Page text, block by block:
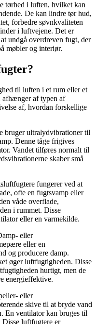
tørhed i luften, hvilket kan
De kan lindre tør hud,
forbedre søvnkvaliteten
i luftvejene. Det er
undgå overdreven fugt, der
møbler og interiør.
til luften i et rum eller et
af typen af
af, hvordan forskellige
bruger ultralydvibrationer til
Denne tåge frigives
Vandet tilføres normalt til
skaber små
fungerer ved at
ofte en fugtsvamp eller
våde overflade,
i rummet. Disse
eller en varmekilde.
eller
eller en
og producere damp.
øger luftfugtigheden. Disse
hurtigt, men de
energieffektive.
eller
skive til at bryde vand
En ventilator kan bruges til
Disse luftfugtere er